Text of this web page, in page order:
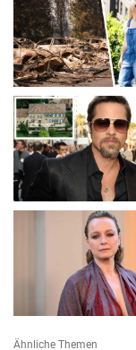
Ähnliche Themen